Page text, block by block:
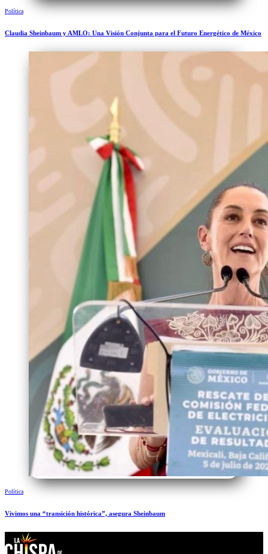
Política
Claudia Sheinbaum y AMLO: Una Visión Conjunta para el Futuro Energético de México
Política
Vivimos una “transición histórica”, asegura Sheinbaum